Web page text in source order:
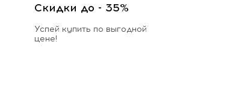
Скидки до - 35%
Успей купить по выгодной
цене!